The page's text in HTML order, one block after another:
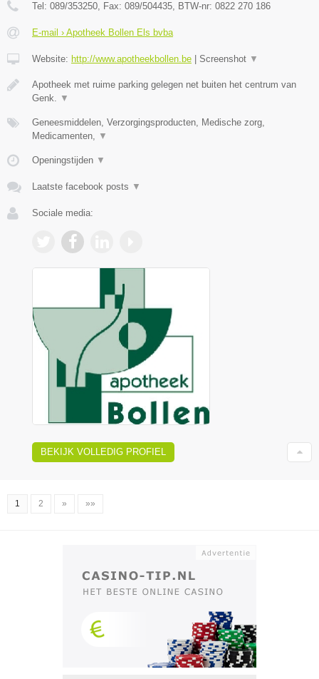
Tel: 089/353250, Fax: 089/504435, BTW-nr: 0822 270 186
E-mail › Apotheek Bollen Els bvba
Website: http://www.apotheekbollen.be Screenshot ▼
Apotheek met ruime parking gelegen net buiten het centrum van
Genk. ▼
Geneesmiddelen, Verzorgingsproducten, Medische zorg,
Medicamenten, ▼
Openingstijden ▼
Laatste facebook posts ▼
Sociale media:
BEKIJK VOLLEDIG PROFIEL
1 2 » »»